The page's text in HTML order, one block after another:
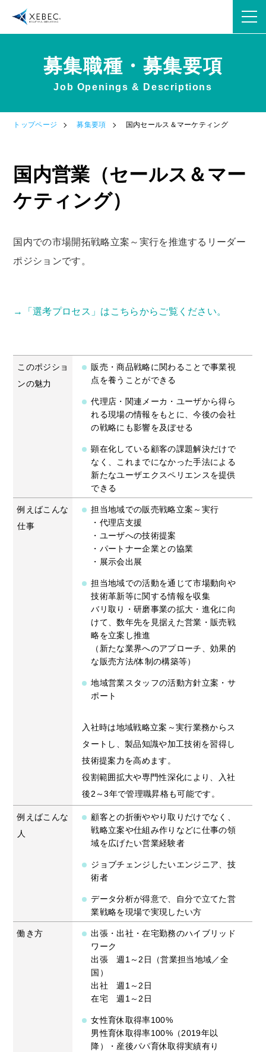
OPEN
OPEN
OPEN
募集職種・募集要項
Job Openings & Descriptions
トップページ 募集要項 国内セールス＆マーケティング
国内営業（セールス＆マー
ケティング）
国内での市場開拓戦略立案～実行を推進するリーダー
ポジションです。
→「選考プロセス」はこちらからご覧ください。
このポジショ
ンの魅力
販売・商品戦略に関わることで事業視
点を養うことができる
代理店・関連メーカ・ユーザから得ら
れる現場の情報をもとに、今後の会社
の戦略にも影響を及ぼせる
顕在化している顧客の課題解決だけで
なく、これまでになかった手法による
新たなユーザエクスペリエンスを提供
できる
例えばこんな
仕事
担当地域での販売戦略立案～実行
・代理店支援
・ユーザへの技術提案
・パートナー企業との協業
・展示会出展
担当地域での活動を通じて市場動向や
技術革新等に関する情報を収集
バリ取り・研磨事業の拡大・進化に向
けて、数年先を見据えた営業・販売戦
略を立案し推進
（新たな業界へのアプローチ、効果的
な販売方法/体制の構築等）
地域営業スタッフの活動方針立案・サ
ポート
入社時は地域戦略立案～実行業務からス
タートし、製品知識や加工技術を習得し
技術提案力を高めます。
役割範囲拡大や専門性深化により、入社
後2～3年で管理職昇格も可能です。
例えばこんな
人
顧客との折衝ややり取りだけでなく、
戦略立案や仕組み作りなどに仕事の領
域を広げたい営業経験者
ジョブチェンジしたいエンジニア、技
術者
データ分析が得意で、自分で立てた営
業戦略を現場で実現したい方
働き方
出張・出社・在宅勤務のハイブリッド
ワーク
出張 週1～2日（営業担当地域／全
国）
出社 週1～2日
在宅 週1～2日
女性育休取得率100%
男性育休取得率100%（2019年以
降）・産後パパ育休取得実績有り